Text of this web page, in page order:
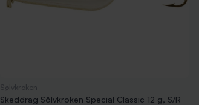
Skeddrag Sölvkroken Special Classic 12 g, S/R